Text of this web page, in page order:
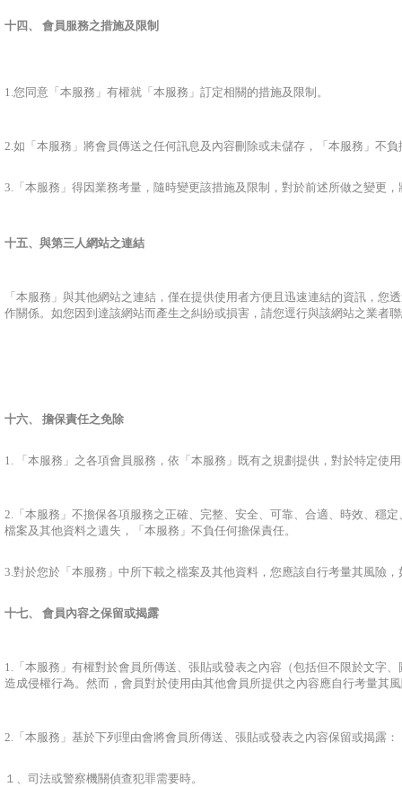
十四、 會員服務之措施及限制
1.您同意「本服務」有權就「本服務」訂定相關的措施及限制。
2.如「本服務」將會員傳送之任何訊息及內容刪除或未儲存，「本服務」不
3.「本服務」得因業務考量，隨時變更該措施及限制，對於前述所做之變更
十五、 與第三人網站之連結
「本服務」與其他網站之連結，僅在提供使用者方便且迅速連結的資訊，
作關係。如您因到達該網站而產生之糾紛或損害，請您逕行與該網站之業者
十六、 擔保責任之免除
1. 「本服務」之各項會員服務，依「本服務」既有之規劃提供，對於特定使
2.「本服務」不擔保各項服務之正確、完整、安全、可靠、合適、時效、穩
檔案及其他資料之遺失，「本服務」不負任何擔保責任。
3.對於您於「本服務」中所下載之檔案及其他資料，您應該自行考量其風險
十七、 會員內容之保留或揭露
1.「本服務」有權對於會員所傳送、張貼或發表之內容（包括但不限於文字
造成侵權行為。然而，會員對於使用由其他會員所提供之內容應自行考量其
2.「本服務」基於下列理由會將會員所傳送、張貼或發表之內容保留或揭露：
１、司法或警察機關偵查犯罪需要時。